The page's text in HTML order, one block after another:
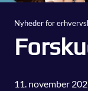
Nyheder for
11. november